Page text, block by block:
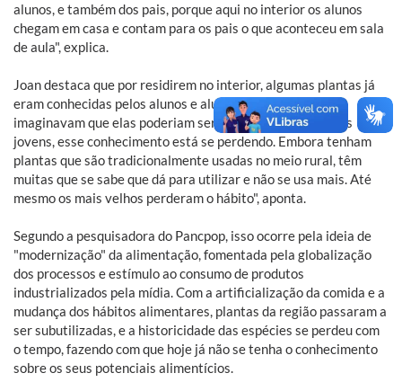
alunos, e também dos pais, porque aqui no interior os alunos
chegam em casa e contam para os pais o que aconteceu em sala
de aula", explica.
Joan destaca que por residirem no interior, algumas plantas já
eram conhecidas pelos alunos e alunas, mas alguns nem
imaginavam que elas poderiam ser comidas. "Para os mais
jovens, esse conhecimento está se perdendo. Embora tenham
plantas que são tradicionalmente usadas no meio rural, têm
muitas que se sabe que dá para utilizar e não se usa mais. Até
mesmo os mais velhos perderam o hábito", aponta.
Segundo a pesquisadora do Pancpop, isso ocorre pela ideia de
"modernização" da alimentação, fomentada pela globalização
dos processos e estímulo ao consumo de produtos
industrializados pela mídia. Com a artificialização da comida e a
mudança dos hábitos alimentares, plantas da região passaram a
ser subutilizadas, e a historicidade das espécies se perdeu com
o tempo, fazendo com que hoje já não se tenha o conhecimento
sobre os seus potenciais alimentícios.